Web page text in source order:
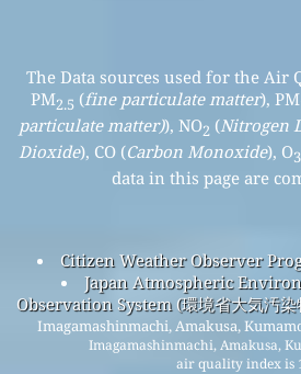
The Data sources used for the Air
PM2.5 (fine particulate matter), PM
particulate matter)), NO2 (Nitrogen
Dioxide), CO (Carbon Monoxide), O3
data in this page are
Citizen Weather Observer
Japan Atmospheric
Observation System (環境省大気汚
Imagamashinmachi, Amakusa,
Imagamashinmachi, Amakusa,
air quality index is